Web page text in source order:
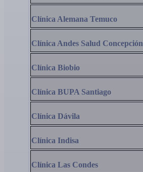
Clínica Alemana Temuco
Clínica Andes Salud Concepción
Clínica Biobio
Clínica BUPA Santiago
Clínica Dávila
Clínica Indisa
Clínica Las Condes